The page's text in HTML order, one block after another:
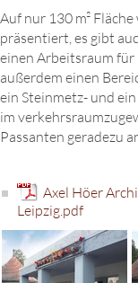
Auf nur 130 m²
präsentiert, es gibt
einen Arbeitsraum für
außerdem einen
ein Steinmetz- und
im
Passanten geradezu
Axel Höer
Leipzig.pdf